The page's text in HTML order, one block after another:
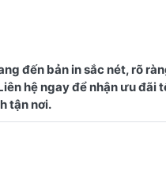
đến bản in sắc nét, rõ
hệ ngay để nhận ưu đãi